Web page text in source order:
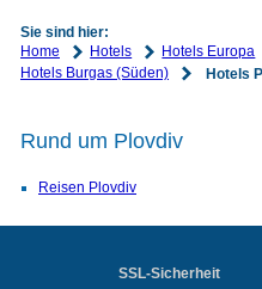
Sie sind hier:
Home
Hotels Hotels Europa
Hotels Burgas (Süden)
Hotels
Rund um Plovdiv
Reisen Plovdiv
SSL-Sicherheit